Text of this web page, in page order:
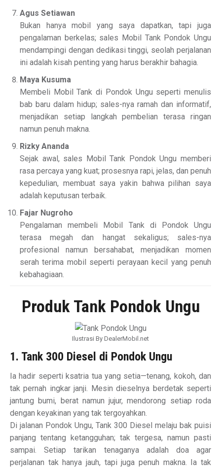
Agus Setiawan
Bukan hanya mobil yang saya dapatkan, tapi juga
pengalaman berkelas; sales Mobil Tank Pondok Ungu
mendampingi dengan dedikasi tinggi, seolah perjalanan
ini adalah kisah penting yang harus berakhir bahagia.
Maya Kusuma
Membeli Mobil Tank di Pondok Ungu seperti menulis
bab baru dalam hidup; sales-nya ramah dan informatif,
menjadikan setiap langkah pembelian terasa ringan
namun penuh makna.
Rizky Ananda
Sejak awal, sales Mobil Tank Pondok Ungu memberi
rasa percaya yang kuat; prosesnya rapi, jelas, dan penuh
kepedulian, membuat saya yakin bahwa pilihan saya
adalah keputusan terbaik.
Fajar Nugroho
Pengalaman membeli Mobil Tank di Pondok Ungu
terasa megah dan hangat sekaligus; sales-nya
profesional namun bersahabat, menjadikan momen
serah terima mobil seperti perayaan kecil yang penuh
kebahagiaan.
Produk Tank Pondok Ungu
Ilustrasi By DealerMobil.net
1. Tank 300 Diesel di Pondok Ungu
Ia hadir seperti ksatria tua yang setia—tenang, kokoh, dan
tak pernah ingkar janji. Mesin dieselnya berdetak seperti
jantung bumi, berat namun jujur, mendorong setiap roda
dengan keyakinan yang tak tergoyahkan.
Di jalanan Pondok Ungu, Tank 300 Diesel melaju bak puisi
panjang tentang ketangguhan; tak tergesa, namun pasti
sampai. Setiap tarikan tenaganya adalah doa agar
perjalanan tak hanya jauh, tapi juga penuh makna. Ia tak